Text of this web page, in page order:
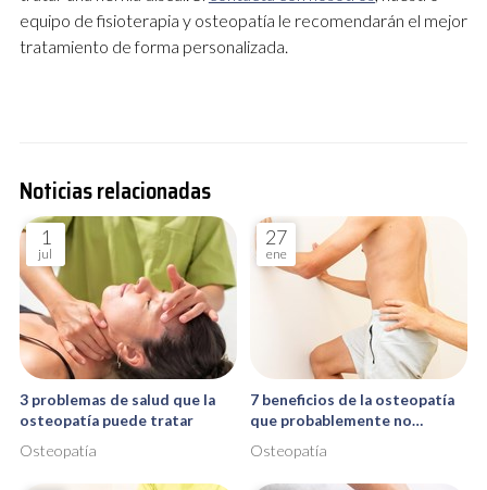
equipo de fisioterapia y osteopatía le recomendarán el mejor
tratamiento de forma personalizada.
Noticias relacionadas
1
jul
3 problemas de salud que la
osteopatía puede tratar
Osteopatía
27
ene
7 beneficios de la osteopatía
que probablemente no
Osteopatía